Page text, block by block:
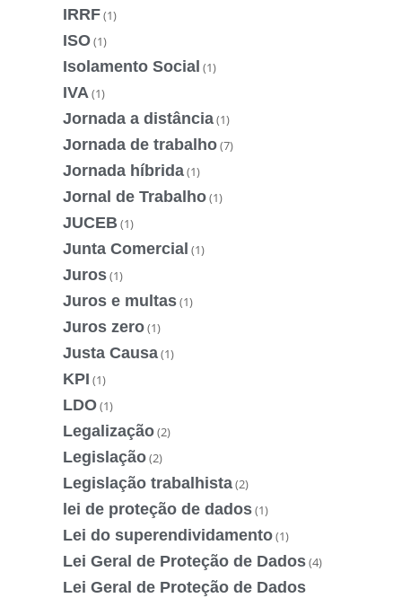
IRRF(1)
ISO(1)
Isolamento Social (1)
IVA (1)
Jornada a distância(1)
Jornada de trabalho(7)
Jornada híbrida(1)
Jornal de Trabalho(1)
JUCEB(1)
Junta Comercial (1)
Juros(1)
Juros e multas(1)
Juros zero(1)
Justa Causa(1)
KPI (1)
LDO(1)
Legalização(2)
Legislação(2)
Legislação trabalhista(2)
lei de proteção de dados(1)
Lei do superendividamento(1)
Lei Geral de Proteção de Dados(4)
Lei Geral de Proteção de Dados